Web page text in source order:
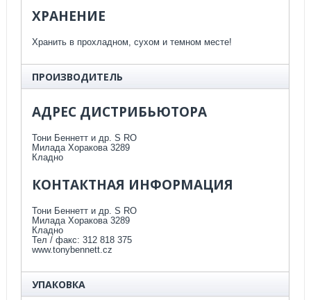
ХРАНЕНИЕ
Хранить в прохладном, сухом и темном месте!
ПРОИЗВОДИТЕЛЬ
АДРЕС ДИСТРИБЬЮТОРА
Тони Беннетт и др. S RO
Милада Хоракова 3289
Кладно
КОНТАКТНАЯ ИНФОРМАЦИЯ
Тони Беннетт и др. S RO
Милада Хоракова 3289
Кладно
Тел / факс: 312 818 375
www.tonybennett.cz
УПАКОВКА